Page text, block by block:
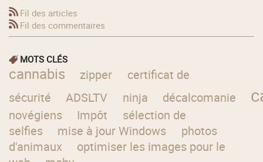
Fil des articles
Fil des commentaires
MOTS CLÉS
cannabis zipper
certificat de
sécurité
ADSLTV ninja décalcomanie
novégiens Impôt
sélection de
selfies
mise à jour Windows
photos
d'animaux
optimiser les images pour le